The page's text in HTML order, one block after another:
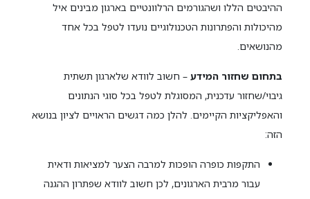
ההיבטים הללו ושהגורמים הרלוונטיים בארגון מבינים איל
מהיכולות והפתרונות הטכנולוגיים נועדו לטפל בכל אחד
מהנושאים.
בתחום שחזור המידע – חשוב לוודא שלארגון תשתית
גיבוי/שחזור עדכנית, המסוגלת לטפל בכל סוגי הנתונים
והאפליקציות הקיימים. להלן כמה דגשים הראויים לציון בנושא
הזה:
התקפות כופרה הופכות למרבה הצער למציאות ודאית
עבור מרבית הארגונים, לכן חשוב לוודא שפתרון ההגנה